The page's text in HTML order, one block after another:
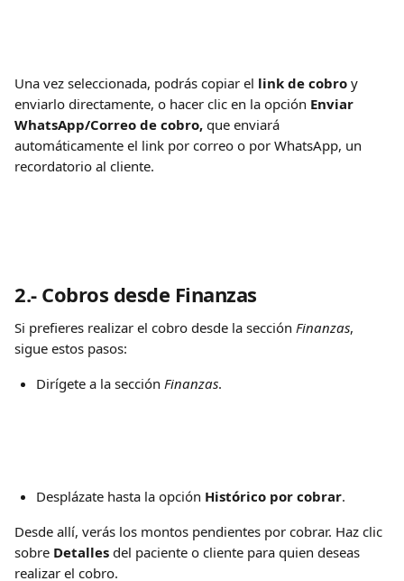
Una vez seleccionada, podrás copiar el link de cobro y
enviarlo directamente, o hacer clic en la opción Enviar
WhatsApp/Correo de cobro, que enviará
automáticamente el link por correo o por WhatsApp, un
recordatorio al cliente.
2.- Cobros desde Finanzas
Si prefieres realizar el cobro desde la sección Finanzas,
sigue estos pasos:
Dirígete a la sección Finanzas.
Desplázate hasta la opción Histórico por cobrar.
Desde allí, verás los montos pendientes por cobrar. Haz clic
sobre Detalles del paciente o cliente para quien deseas
realizar el cobro.